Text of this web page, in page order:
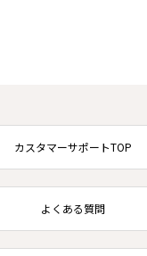
カスタマーサポートTOP
よくある質問